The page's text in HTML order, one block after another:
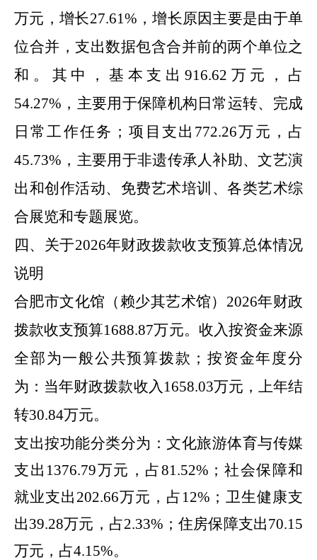
万元，增长27.61% ，增长原因主要是由于单
位合并，支出数据包含合并前的两个单位之
和 。其中，基本支出 916.62 万元，占
54.27% ，主要用于保障机构日常运转、完成
日常工作任务；项目支出 772.26万元，占
45.73% ，主要用于非遗传承人补助、文艺演
出和创作活动、免费艺术培训、各类艺术综
合展览和专题展览。
四、关于2026年财政拨款收支预算总体情况
说明
合肥市文化馆（赖少其艺术馆） 2026年财政
拨款收支预算1688.87万元。收入按资金来源
全部为一般公共预算拨款；按资金年度分
为：当年财政拨款收入 1658.03万元，上年结
转30.84万元。
支出按功能分类分为： 文化旅游体育与传媒
支出 1376.79万元，占81.52% ；社会保障和
就业支出 202.66万元，占 12% ；卫生健康支
出39.28万元，占2.33% ；住房保障支出70.15
万元，占4.15%。